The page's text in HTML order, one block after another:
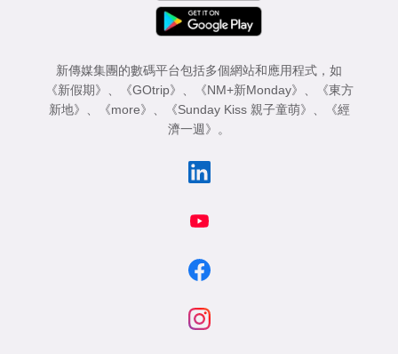
新傳媒集團的數碼平台包括多個網站和應用程式，如
《新假期》
《GOtrip》 《NM+新Monday》
《東方
新地》
《more》 《Sunday Kiss 親子童萌》
《經
濟一週》
。